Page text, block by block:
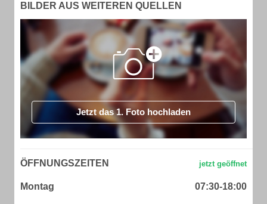
BILDER AUS WEITEREN QUELLEN
Jetzt das 1. Foto hochladen
ÖFFNUNGSZEITEN
Montag 07:30-18:00